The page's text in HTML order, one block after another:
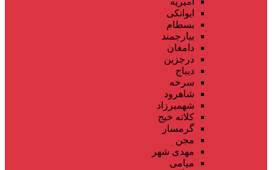
ایوانکی
بسطام
بیارجمند
دامغان
درجزین
دیباج
سرخه
شاهرود
شهمیرزاد
کلاته خیج
گرمسار
مجن
مهدی شهر
میامی